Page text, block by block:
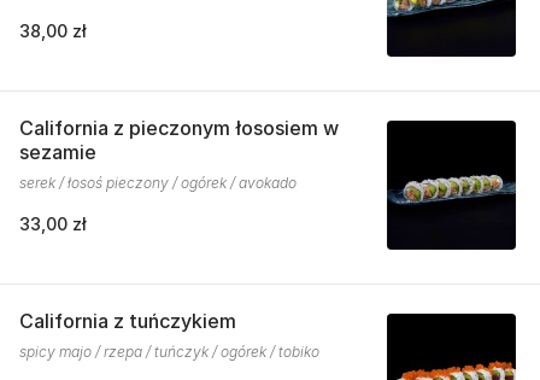
38,00 zł
California z pieczonym łososiem w
sezamie
serek / łosoś pieczony / ogórek / avokado
33,00 zł
California z tuńczykiem
spicy majo / rzepa / tuńczyk / ogórek / tobiko